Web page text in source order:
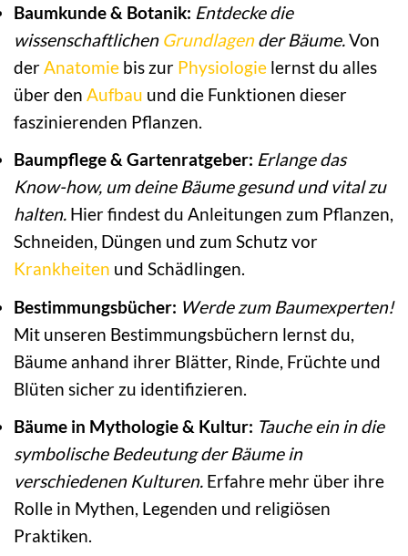
Baumkunde & Botanik: Entdecke die
wissenschaftlichen Grundlagender Bäume. Von
der Anatomie bis zur Physiologie lernst du alles
über den Aufbau und die Funktionen dieser
faszinierenden Pflanzen.
Baumpflege & Gartenratgeber: Erlange das
Know-how, um deine Bäume gesund und vital zu
halten. Hier findest du Anleitungen zum Pflanzen,
Schneiden, Düngen und zum Schutz vor
Krankheiten und Schädlingen.
Bestimmungsbücher: Werde zum Baumexperten!
Mit unseren Bestimmungsbüchern lernst du,
Bäume anhand ihrer Blätter, Rinde, Früchte und
Blüten sicher zu identifizieren.
Bäume in Mythologie & Kultur: Tauche ein in die
symbolische Bedeutung der Bäume in
verschiedenen Kulturen. Erfahre mehr über ihre
Rolle in Mythen, Legenden und religiösen
Praktiken.